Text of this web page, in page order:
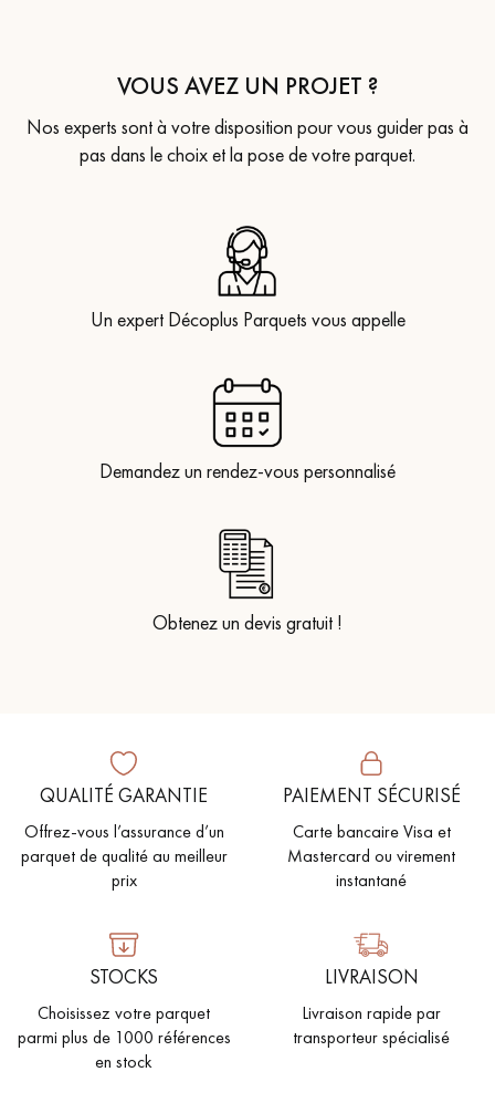
VOUS AVEZ UN PROJET ?
Nos experts sont à votre disposition pour vous guider pas à
pas dans le choix et la pose de votre parquet.
Un expert Décoplus Parquets vous appelle
Demandez un rendez-vous personnalisé
Obtenez un devis gratuit !
QUALITÉ GARANTIE
Offrez-vous l’assurance d’un
parquet de qualité au meilleur
prix
PAIEMENT SÉCURISÉ
Carte bancaire Visa et
Mastercard ou virement
instantané
STOCKS
Choisissez votre parquet
parmi plus de 1000 références
en stock
LIVRAISON
Livraison rapide par
transporteur spécialisé